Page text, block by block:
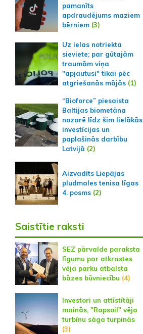
pamanīts
apdraudējums maziem
bērniem(3)
Uz ielas notriekta
sieviete; par gūtajām
traumām viņa
"apjautusi" tikai pēc
atgriešanās mājās(1)
“Bioforce” piesaista
Baltijas biometāna
nozarē līdz šim lielākās
investīcijas un
paplašinās darbību
Latvijā (2)
Aizvadīts Liepājas
pludmales tenisa līgas
4. posms(2)
Saistītie raksti
SEZ pārvalde paraksta
līgumu par atkrastes
vēja parku atbalsta
bāzes būvniecību (4)
Investori un attīstītāji
mainās, "Rapsoil" vēja
turbīnu sāga turpinās
(3)